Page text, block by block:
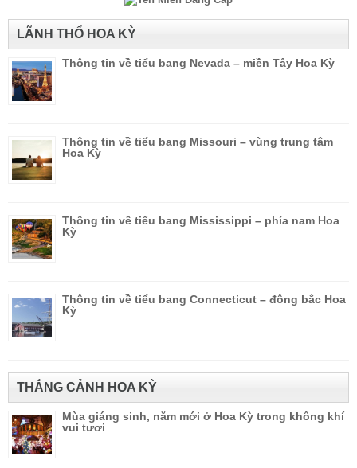
LÃNH THỔ HOA KỲ
Thông tin về tiểu bang Nevada – miền Tây Hoa Kỳ
Thông tin về tiểu bang Missouri – vùng trung tâm
Hoa Kỳ
Thông tin về tiểu bang Mississippi – phía nam Hoa
Kỳ
Thông tin về tiểu bang Connecticut – đông bắc Hoa
Kỳ
THẮNG CẢNH HOA KỲ
Mùa giáng sinh, năm mới ở Hoa Kỳ trong không khí
vui tươi